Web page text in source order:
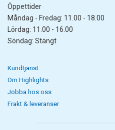
Öppettider
Måndag - Fredag: 11.00 - 18.00
Lördag: 11.00 - 16.00
Söndag: Stängt
Kundtjänst
Om Highlights
Jobba hos oss
Frakt & leveranser